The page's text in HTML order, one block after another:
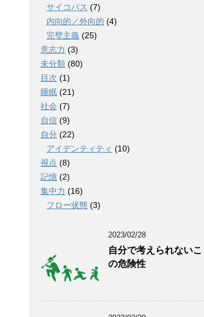
サイコパス (7)
内向的／外向的 (4)
完璧主義 (25)
意志力 (3)
未分類 (80)
目次 (1)
睡眠 (21)
社会 (7)
自信 (9)
自分 (22)
アイデンティティ (10)
視点 (8)
記憶 (2)
集中力 (16)
フロー状態 (3)
2023/02/28
自分で考えられないこ
の危険性